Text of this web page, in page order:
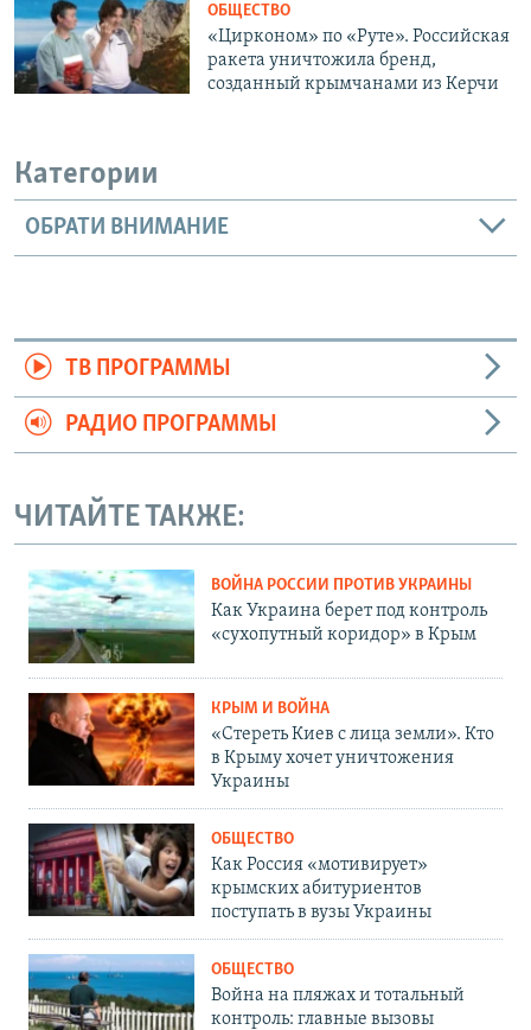
ОБЩЕСТВО
«Цирконом» по «Руте». Российская
ракета уничтожила бренд,
созданный крымчанами из Керчи
Категории
ОБРАТИ ВНИМАНИЕ
ТВ ПРОГРАММЫ
РАДИО ПРОГРАММЫ
ЧИТАЙТЕ ТАКЖЕ:
ВОЙНА РОССИИ ПРОТИВ УКРАИНЫ
Как Украина берет под контроль
«сухопутный коридор» в Крым
КРЫМ И ВОЙНА
«Стереть Киев с лица земли». Кто
в Крыму хочет уничтожения
Украины
ОБЩЕСТВО
Как Россия «мотивирует»
крымских абитуриентов
поступать в вузы Украины
ОБЩЕСТВО
Война на пляжах и тотальный
контроль: главные вызовы